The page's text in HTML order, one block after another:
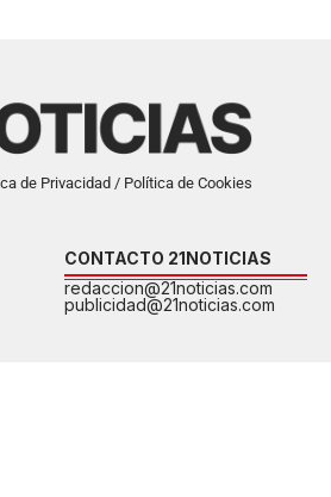
de Privacidad / Política de Cookies
CONTACTO 21NOTICIAS
redaccion@21noticias.com
publicidad@21noticias.com